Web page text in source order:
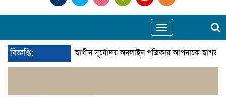
Toggle
navigation
বিজ্ঞপ্তি: স্বাধীন সূর্যোদয় অনলাইন পত্রিকায় আপনাকে